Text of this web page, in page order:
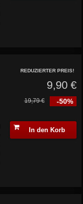
REDUZIERTER PREIS!
9,90 €
-50%
19,79 €
In den Korb